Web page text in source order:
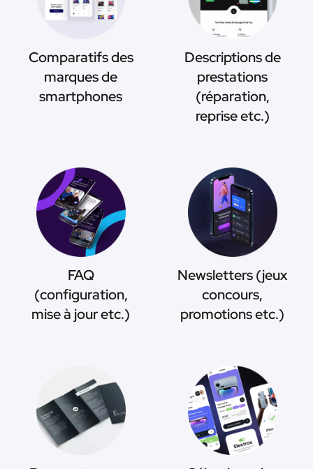
Comparatifs des
marques de
smartphones
Descriptions de
prestations
(réparation,
reprise etc.)
FAQ
(configuration,
mise à jour etc.)
Newsletters (jeux
concours,
promotions etc.)